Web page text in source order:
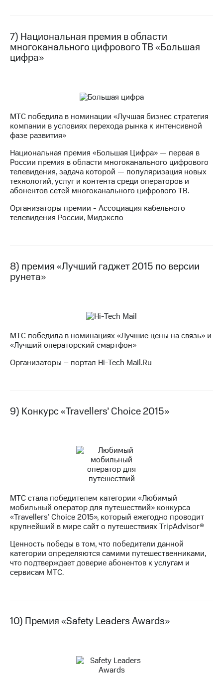
7) Национальная премия в области
многоканального цифрового ТВ «Большая
цифра»
МТС победила в номинации «Лучшая бизнес стратегия
компании в условиях перехода рынка к интенсивной
фазе развития»
Национальная премия «Большая Цифра» — первая в
России премия в области многоканального цифрового
телевидения, задача которой — популяризация новых
технологий, услуг и контента среди операторов и
абонентов сетей многоканального цифрового ТВ.
Организаторы премии - Ассоциация кабельного
телевидения России, Мидэкспо
8) премия «Лучший гаджет 2015 по версии
рунета»
МТС победила в номинациях «Лучшие цены на связь» и
«Лучший операторский смартфон»
Организаторы – портал Hi-Tech Mail.Ru
9) Конкурс «Travellers’ Choice 2015»
МТС стала победителем категории «Любимый
мобильный оператор для путешествий» конкурса
«Travellers’ Choice 2015», который ежегодно проводит
крупнейший в мире сайт о путешествиях TripAdvisor®
Ценность победы в том, что победители данной
категории определяются самими путешественниками,
что подтверждает доверие абонентов к услугам и
сервисам МТС.
10) Премия «Safety Leaders Awards»